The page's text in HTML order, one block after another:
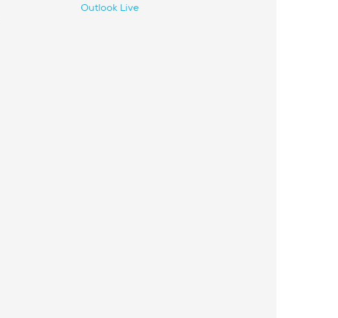
Outlook Live